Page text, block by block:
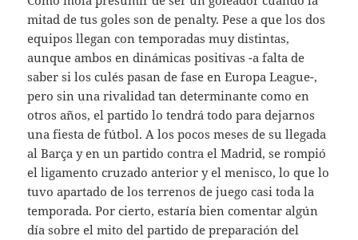
mitad de tus goles son de penalty. Pese a que los dos
equipos llegan con temporadas muy distintas,
aunque ambos en dinámicas positivas -a falta de
saber si los culés pasan de fase en Europa League-,
pero sin una rivalidad tan determinante como en
otros años, el partido lo tendrá todo para dejarnos
una fiesta de fútbol. A los pocos meses de su llegada
al Barça y en un partido contra el Madrid, se rompió
el ligamento cruzado anterior y el menisco, lo que lo
tuvo apartado de los terrenos de juego casi toda la
temporada. Por cierto, estaría bien comentar algún
día sobre el mito del partido de preparación del